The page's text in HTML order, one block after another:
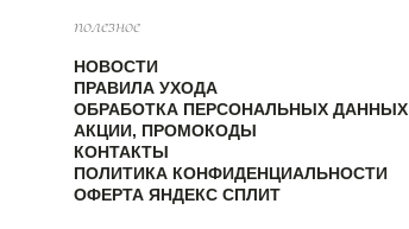
полезное
НОВОСТИ
ПРАВИЛА УХОДА
ОБРАБОТКА ПЕРСОНАЛЬНЫХ ДАННЫХ
АКЦИИ, ПРОМОКОДЫ
КОНТАКТЫ
ПОЛИТИКА КОНФИДЕНЦИАЛЬНОСТИ
ОФЕРТА ЯНДЕКС СПЛИТ